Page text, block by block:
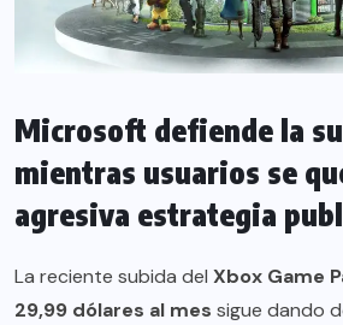
Microsoft defiende la
mientras usuarios se
agresiva estrategia
La reciente subida del Xbox Game
29,99 dólares al mes sigue dando